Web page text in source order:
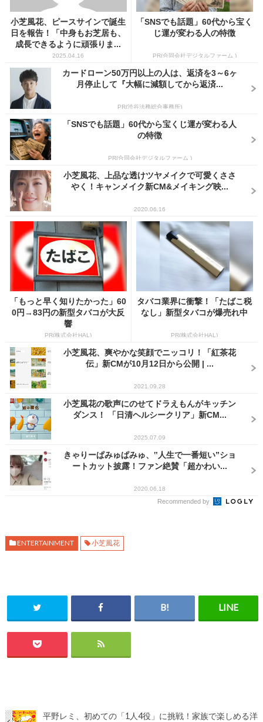
小芝風花、ピースサインで誕生
日を報告！「中身もお芝居も、
成長できるように頑張りま...
2025.04.16
「SNSでも話題」60代から宝く
じ運が変わる人の特徴
PR(合同会社デジタルファーム )
カードローン50万円以上の人は、返済を3～6ヶ
月停止して『大幅に減額してから返済...
PR(渋谷法務総合事務所)
「SNSでも話題」60代から宝くじ運が変わる人
の特徴
PR(合同会社デジタルファーム )
小芝風花、上品な透けツヤメイクで可愛くささ
やく！キャンメイク新CM&メイキング映...
2020.06.16
「もっと早く知りたかった」60
0円→83円の新型タバコが大反
響
PR(株式会社HAL)
タバコ業界に衝撃！「たばこ税
なし」新型タバコが爆売れ中
PR(株式会社HAL)
小芝風花、爽やかな笑顔でニッコリ！「紅茶花
伝」新CMが10月12日から公開 | ...
2021.09.28
小芝風花の歌声にのせてドラえもんがキッチン
ダンス！ 「日清ヘルシークリア」新CM...
2025.07.09
きゃりーぱみゅぱみゅ、‟人生で一番短い”ショ
ートカット披露！ファン絶賛「超かわい...
2020.06.18
Recommended by
ENTERTAINMENT 小芝風花
平野レミ、初めての「1人4役」に挑戦！家族で楽しめる洋